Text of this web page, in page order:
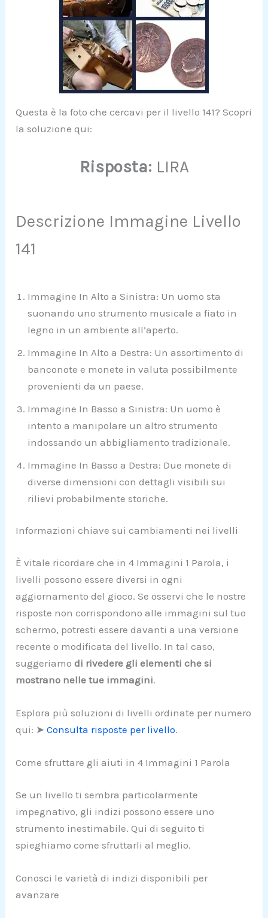
Questa è la foto che cercavi per il livello 141? Scopri
la soluzione qui:
Risposta: LIRA
Descrizione Immagine Livello
141
Immagine In Alto a Sinistra: Un uomo sta
suonando uno strumento musicale a fiato in
legno in un ambiente all’aperto.
Immagine In Alto a Destra: Un assortimento di
banconote e monete in valuta possibilmente
provenienti da un paese.
Immagine In Basso a Sinistra: Un uomo è
intento a manipolare un altro strumento
indossando un abbigliamento tradizionale.
Immagine In Basso a Destra: Due monete di
diverse dimensioni con dettagli visibili sui
rilievi probabilmente storiche.
Informazioni chiave sui cambiamenti nei livelli
È vitale ricordare che in 4 Immagini 1 Parola, i
livelli possono essere diversi in ogni
aggiornamento del gioco. Se osservi che le nostre
risposte non corrispondono alle immagini sul tuo
schermo, potresti essere davanti a una versione
recente o modificata del livello. In tal caso,
suggeriamodi rivedere gli elementi che si
mostrano nelle tue immagini.
Esplora più soluzioni di livelli ordinate per numero
qui: ➤Consulta risposte per livello.
Come sfruttare gli aiuti in 4 Immagini 1 Parola
Se un livello ti sembra particolarmente
impegnativo, gli indizi possono essere uno
strumento inestimabile. Qui di seguito ti
spieghiamo come sfruttarli al meglio.
Conosci le varietà di indizi disponibili per
avanzare